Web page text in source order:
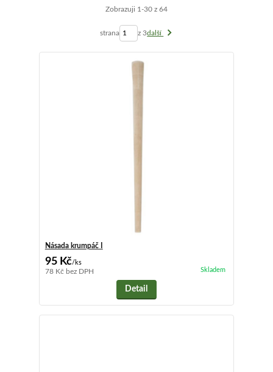
Zobrazuji 1-30 z 64
strana z 3další
Násada krumpáč I
95 Kč/ks
78 Kč bez DPH Skladem
Detail